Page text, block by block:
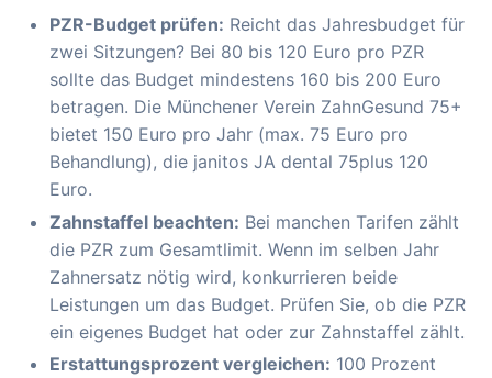
PZR-Budget prüfen: Reicht das Jahresbudget für
zwei Sitzungen? Bei 80 bis 120 Euro pro PZR
sollte das Budget mindestens 160 bis 200 Euro
betragen. Die Münchener Verein ZahnGesund 75+
bietet 150 Euro pro Jahr (max. 75 Euro pro
Behandlung), die janitos JA dental 75plus 120
Euro.
Zahnstaffel beachten: Bei manchen Tarifen zählt
die PZR zum Gesamtlimit. Wenn im selben Jahr
Zahnersatz nötig wird, konkurrieren beide
Leistungen um das Budget. Prüfen Sie, ob die PZR
ein eigenes Budget hat oder zur Zahnstaffel zählt.
Erstattungsprozent vergleichen: 100 Prozent